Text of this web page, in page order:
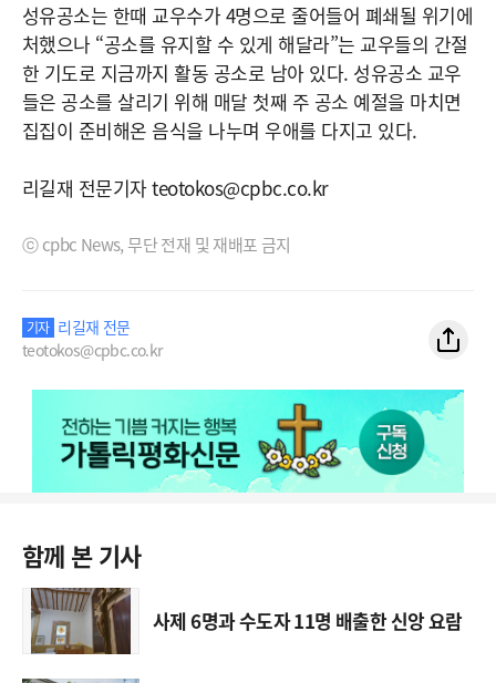
성유공소는 한때 교우수가 4명으로 줄어들어 폐쇄될 위기에
처했으나 “공소를 유지할 수 있게 해달라”는 교우들의 간절
한 기도로 지금까지 활동 공소로 남아 있다. 성유공소 교우
들은 공소를 살리기 위해 매달 첫째 주 공소 예절을 마치면
집집이 준비해온 음식을 나누며 우애를 다지고 있다.
리길재 전문기자 teotokos@cpbc.co.kr
ⓒ cpbc News, 무단 전재 및 재배포 금지
기자 리길재 전문
teotokos@cpbc.co.kr
함께 본 기사
사제 6명과 수도자 11명 배출한 신앙 요람